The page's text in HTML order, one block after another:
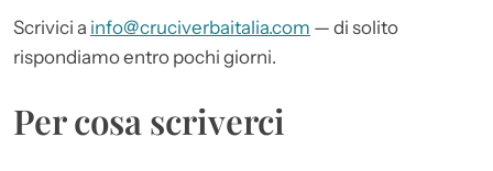
Scrivici a info@cruciverbaitalia.com — di solito
rispondiamo entro pochi giorni.
Per cosa scriverci